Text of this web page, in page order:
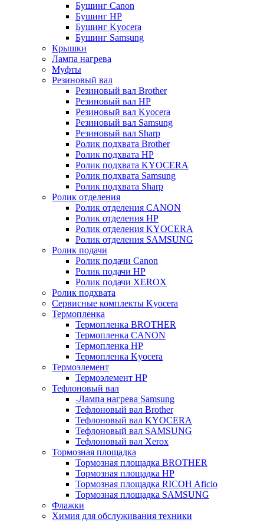
Бушинг Canon
Бушинг HP
Бушинг Kyocera
Бушинг Samsung
Крышки
Лампа нагрева
Муфты
Резиновый вал
Резиновый вал Brother
Резиновый вал HP
Резиновый вал Kyocera
Резиновый вал Samsung
Резиновый вал Sharp
Ролик подхвата Brother
Ролик подхвата HP
Ролик подхвата KYOCERA
Ролик подхвата Samsung
Ролик подхвата Sharp
Ролик отделения
Ролик отделения CANON
Ролик отделения HP
Ролик отделения KYOCERA
Ролик отделения SAMSUNG
Ролик подачи
Ролик подачи Canon
Ролик подачи HP
Ролик подачи XEROX
Ролик подхвата
Сервисные комплекты Kyocera
Термопленка
Термопленка BROTHER
Термопленка CANON
Термопленка HP
Термопленка Kyocera
Термоэлемент
Термоэлемент НР
Тефлоновый вал
-Лампа нагрева Samsung
Тефлоновый вал Brother
Тефлоновый вал KYOCERA
Тефлоновый вал SAMSUNG
Тефлоновый вал Xerox
Тормозная площадка
Тормозная площадка BROTHER
Тормозная площадка HP
Тормозная площадка RICOH Aficio
Тормозная площадка SAMSUNG
Флажки
Химия для обслуживания техники